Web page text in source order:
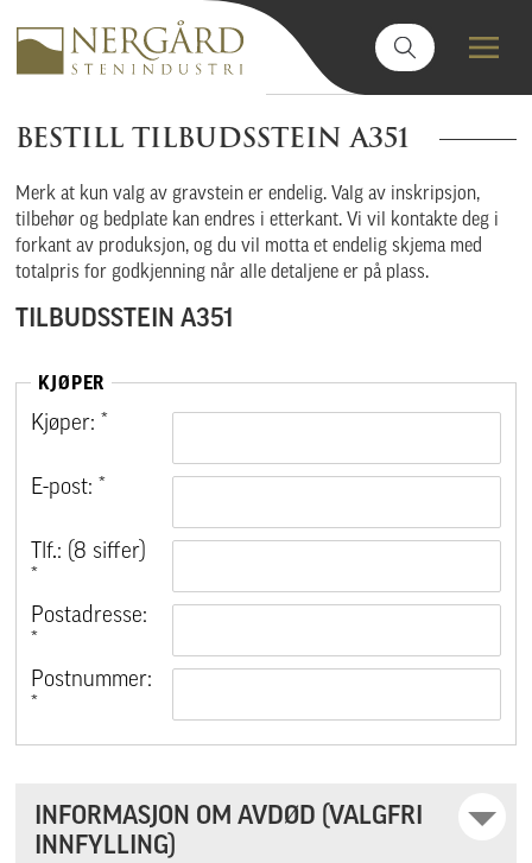
BESTILL TILBUDSSTEIN A351
Merk at kun valg av gravstein er endelig. Valg av inskripsjon,
tilbehør og bedplate kan endres i etterkant. Vi vil kontakte deg i
forkant av produksjon, og du vil motta et endelig skjema med
totalpris for godkjenning når alle detaljene er på plass.
TILBUDSSTEIN A351
KJØPER
Kjøper: *
E-post: *
Tlf.: (8 siffer)
Postadresse:
Postnummer:
INFORMASJON OM AVDØD (VALGFRI
INNFYLLING)